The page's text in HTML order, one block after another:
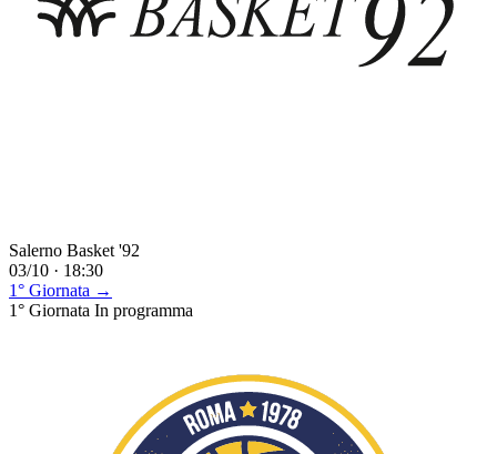
Salerno Basket '92
03/10 · 18:30
1° Giornata →
1° Giornata In programma